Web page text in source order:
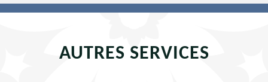
AUTRES SERVICES